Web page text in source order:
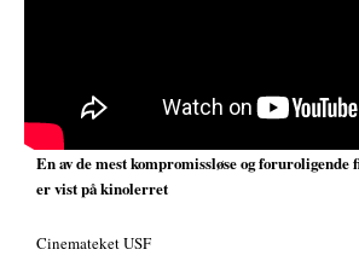
En av de mest kompromissløse og foruroligende
er vist på kinolerret
Cinemateket USF